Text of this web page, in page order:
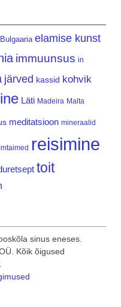
Bulgaaria elamise kunst
immuunsus in
järved kassid kohvik
Läti Madeira Malta
meditatsioon mineraalid
reisimine
toit
sinus eneses.
Kõik õigused